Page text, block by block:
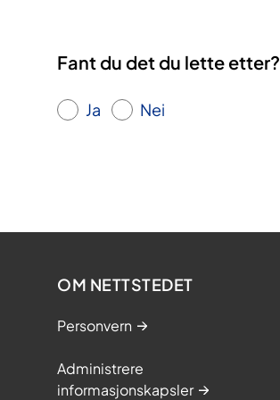
Fant du det du lette etter?
Ja Nei
OM NETTSTEDET
Personvern
Administrere
informasjonskapsler